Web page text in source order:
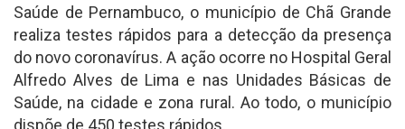
Saúde de Pernambuco, o município de Chã Grande
realiza testes rápidos para a detecção da presença
do novo coronavírus. A ação ocorre no Hospital Geral
Alfredo Alves de Lima e nas Unidades Básicas de
Saúde, na cidade e zona rural. Ao todo, o município
dispõe de 450 testes rápidos.